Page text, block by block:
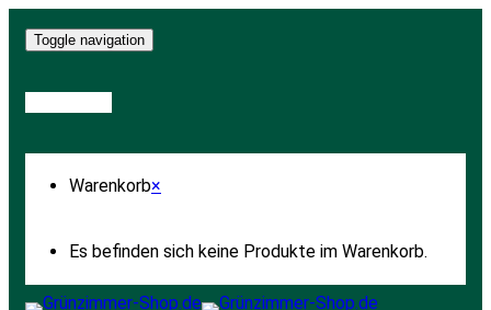
Toggle navigation
Warenkorb×
Es befinden sich keine Produkte im Warenkorb.